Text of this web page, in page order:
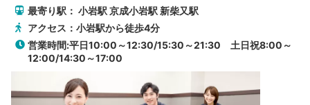
最寄り駅：小岩駅 京成小岩駅 新柴又駅
アクセス：小岩駅から徒歩4分
営業時間:平日10:00～12:30/15:30～21:30 土日祝8:00～
12:00/14:30～17:00